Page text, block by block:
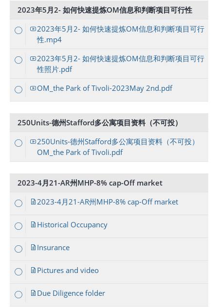
2023年5月2- 如何快速提炼OM信息和判断项目可行性
2023年5月2- 如何快速提炼OM信息和判断项目可行
性.mp4
2023年5月2- 如何快速提炼OM信息和判断项目可行
性照片.pdf
OM_the Park of Tivoli-2023May 2nd.pdf
250Units-德州Stafford多公寓项目资料（不可投）
250Units-德州Stafford多公寓项目资料（不可投）
OM_the Park of Tivoli.pdf
2023-4月21-AR州MHP-8% cap-Off market
2023-4月21-AR州MHP-8% cap-Off market
Historical Occupancy
Insurance
Pictures and video
Due Diligence folder